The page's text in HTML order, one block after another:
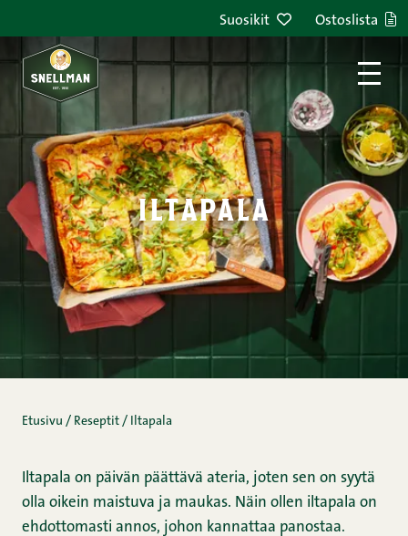
Suosikit Ostoslista
iltapala
Etusivu / Reseptit / Iltapala
Iltapala on päivän päättävä ateria, joten sen on syytä
olla oikein maistuva ja maukas. Näin ollen iltapala on
ehdottomasti annos, johon kannattaa panostaa.